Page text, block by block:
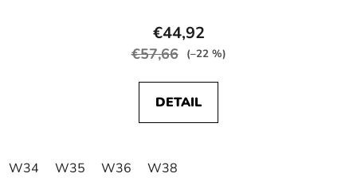
€44,92
€57,66 (–22 %)
DETAIL
W34 W35 W36 W38